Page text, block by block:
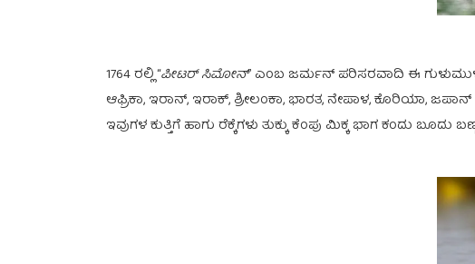
1764 ರಲ್ಲಿ “ಪೀಟರ್ ಸಿಮೋನ್” ಎಂಬ ಜರ್ಮನ್ ಪರಿಸರವಾದಿ ಈ
ಆಫ್ರಿಕಾ, ಇರಾನ್, ಇರಾಕ್, ಶ್ರೀಲಂಕಾ, ಭಾರತ, ನೇಪಾಳ, ಕೊರಿಯಾ,
ಇವುಗಳ ಕುತ್ತಿಗೆ ಹಾಗು ರೆಕ್ಕೆಗಳು ತುಕ್ಕು ಕೆಂಪು ಮಿಕ್ಕ ಭಾಗ ಕಂದು